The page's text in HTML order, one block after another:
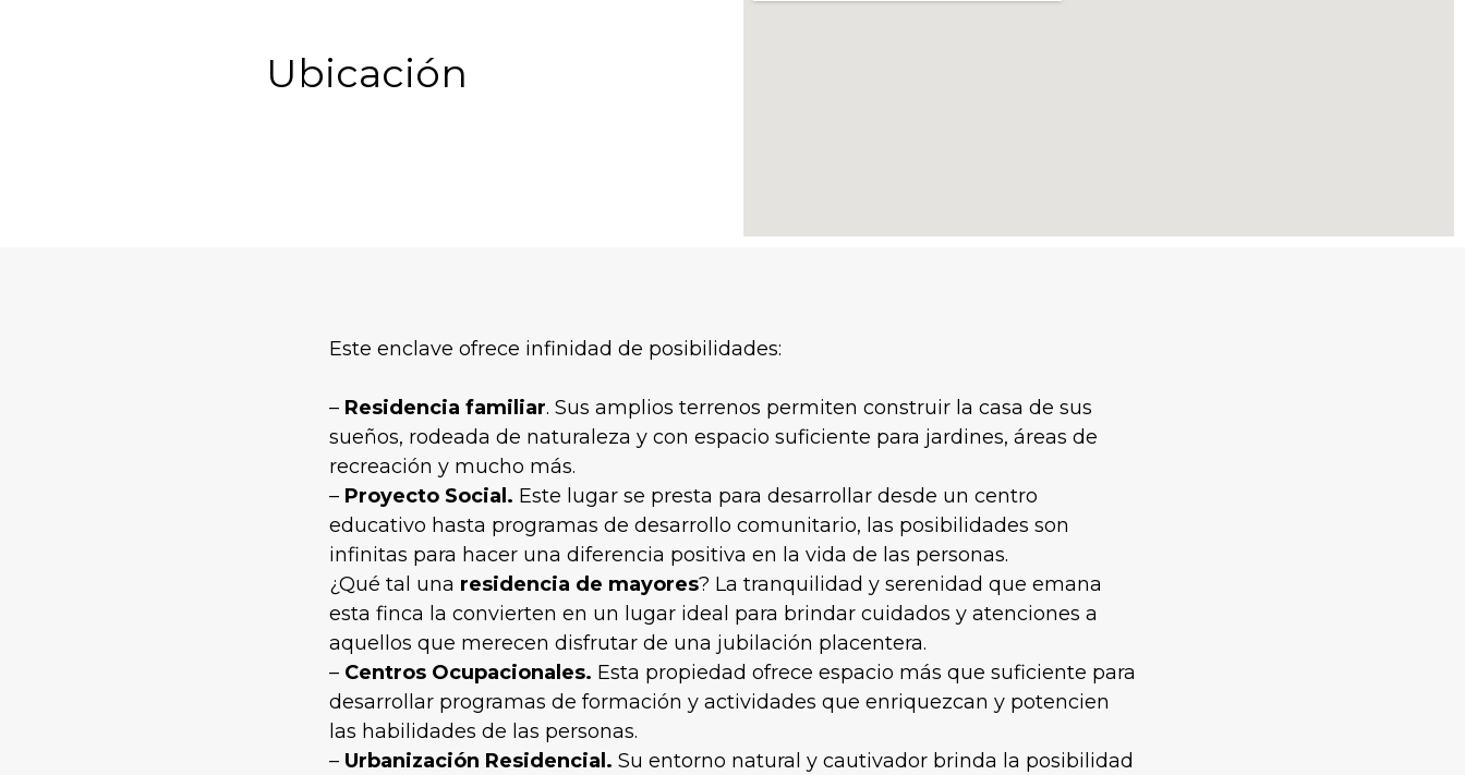
Ubicación
Este enclave ofrece infinidad de posibilidades:
– Residencia familiar. Sus amplios terrenos permiten construir la casa de sus
sueños, rodeada de naturaleza y con espacio suficiente para jardines, áreas de
recreación y mucho más.
– Proyecto Social. Este lugar se presta para desarrollar desde un centro
educativo hasta programas de desarrollo comunitario, las posibilidades son
infinitas para hacer una diferencia positiva en la vida de las personas.
¿Qué tal una residencia de mayores? La tranquilidad y serenidad que emana
esta finca la convierten en un lugar ideal para brindar cuidados y atenciones a
aquellos que merecen disfrutar de una jubilación placentera.
–Centros Ocupacionales. Esta propiedad ofrece espacio más que suficiente para
desarrollar programas de formación y actividades que enriquezcan y potencien
las habilidades de las personas.
– Urbanización Residencial. Su entorno natural y cautivador brinda la posibilidad